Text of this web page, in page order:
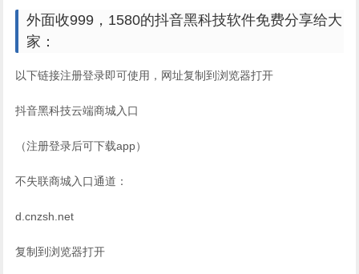
外面收999，1580的抖音黑科技软件免费分享给大
家：
以下链接注册登录即可使用，网址复制到浏览器打开
抖音黑科技云端商城入口
（注册登录后可下载app）
不失联商城入口通道：
d.cnzsh.net
复制到浏览器打开